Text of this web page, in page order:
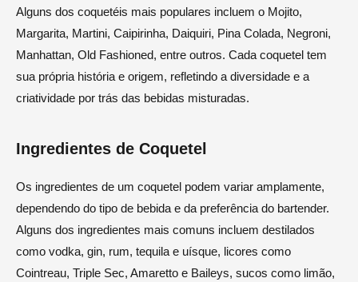
Alguns dos coquetéis mais populares incluem o Mojito,
Margarita, Martini, Caipirinha, Daiquiri, Pina Colada, Negroni,
Manhattan, Old Fashioned, entre outros. Cada coquetel tem
sua própria história e origem, refletindo a diversidade e a
criatividade por trás das bebidas misturadas.
Ingredientes de Coquetel
Os ingredientes de um coquetel podem variar amplamente,
dependendo do tipo de bebida e da preferência do bartender.
Alguns dos ingredientes mais comuns incluem destilados
como vodka, gin, rum, tequila e uísque, licores como
Cointreau, Triple Sec, Amaretto e Baileys, sucos como limão,